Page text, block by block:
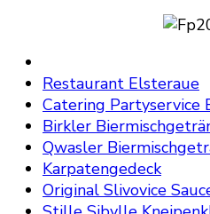
Restaurant Elsteraue
Catering Partyservice
Birkler
Qwasler
Karpatengedeck
Original Slivovice